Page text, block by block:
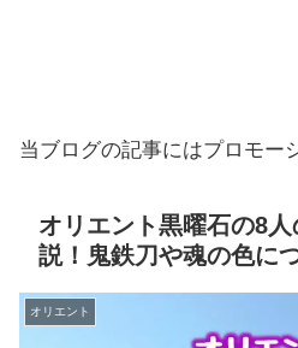
当ブログの記事にはプロモー
オリエント黒曜石の8
説！鬼鉄刀や魂の色に
オリエント